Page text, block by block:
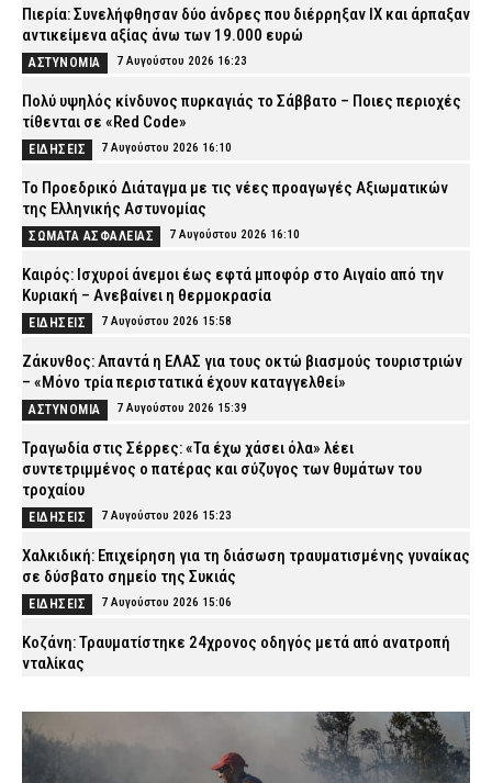
Πιερία: Συνελήφθησαν δύο άνδρες που διέρρηξαν ΙΧ και άρπαξαν
αντικείμενα αξίας άνω των 19.000 ευρώ
ΑΣΤΥΝΟΜΙΑ 7 Αυγούστου 2026 16:23
Πολύ υψηλός κίνδυνος πυρκαγιάς το Σάββατο – Ποιες περιοχές
τίθενται σε «Red Code»
ΕΙΔΗΣΕΙΣ 7 Αυγούστου 2026 16:10
Το Προεδρικό Διάταγμα με τις νέες προαγωγές Αξιωματικών
της Ελληνικής Αστυνομίας
ΣΩΜΑΤΑ ΑΣΦΑΛΕΙΑΣ 7 Αυγούστου 2026 16:10
Καιρός: Ισχυροί άνεμοι έως εφτά μποφόρ στο Αιγαίο από την
Κυριακή – Ανεβαίνει η θερμοκρασία
ΕΙΔΗΣΕΙΣ 7 Αυγούστου 2026 15:58
Ζάκυνθος: Απαντά η ΕΛΑΣ για τους οκτώ βιασμούς τουριστριών
– «Μόνο τρία περιστατικά έχουν καταγγελθεί»
ΑΣΤΥΝΟΜΙΑ 7 Αυγούστου 2026 15:39
Τραγωδία στις Σέρρες: «Τα έχω χάσει όλα» λέει
συντετριμμένος ο πατέρας και σύζυγος των θυμάτων του
τροχαίου
ΕΙΔΗΣΕΙΣ 7 Αυγούστου 2026 15:23
Χαλκιδική: Επιχείρηση για τη διάσωση τραυματισμένης γυναίκας
σε δύσβατο σημείο της Συκιάς
ΕΙΔΗΣΕΙΣ 7 Αυγούστου 2026 15:06
Κοζάνη: Τραυματίστηκε 24χρονος οδηγός μετά από ανατροπή
νταλίκας
Πραγματοποιήθηκε ο αγιασμός για την έναρξη της εκπαίδευσης
των Δοκίμων Δικαστικών Αστυνομικών στην Κομοτηνή
7 Αυγούστου 2026 14:42